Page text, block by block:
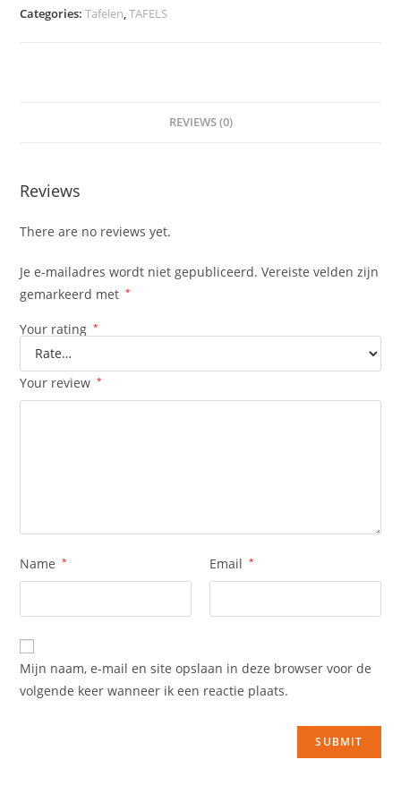
Categories:Tafelen,TAFELS
REVIEWS (0)
Reviews
There are no reviews yet.
Je e-mailadres wordt niet gepubliceerd. Vereiste velden zijn
gemarkeerd met *
Your rating *
Your review *
Name * Email *
Mijn naam, e-mail en site opslaan in deze browser voor de
volgende keer wanneer ik een reactie plaats.